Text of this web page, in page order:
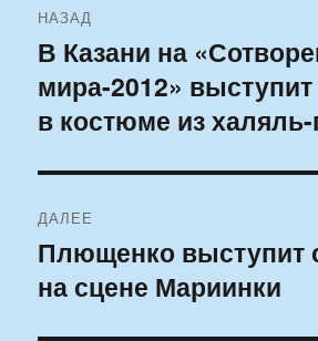
по
записям
НАЗАД
Предыдущая
запись:
В Казани на
мира-2012»
в костюме из
ДАЛЕЕ
Следующая
запись:
Плющенко выступит
на сцене Мариинки